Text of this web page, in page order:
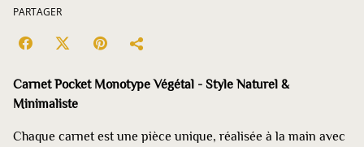
PARTAGER
Carnet Pocket Monotype Végétal - Style Naturel &
Minimaliste
Chaque carnet est une pièce unique, réalisée à la main avec